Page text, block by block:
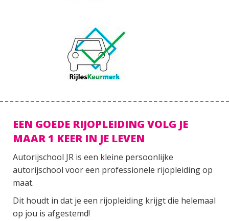
EEN GOEDE RIJOPLEIDING VOLG JE
MAAR 1 KEER IN JE LEVEN
Autorijschool JR is een kleine persoonlijke
autorijschool voor een professionele rijopleiding op
maat.
Dit houdt in dat je een rijopleiding krijgt die helemaal
op jou is afgestemd!